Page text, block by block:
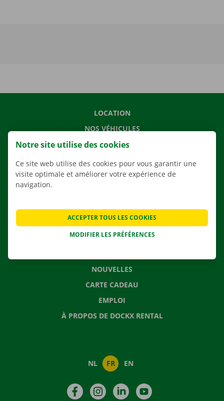
LOCATION
NOS VÉHICULES
NOS SERVICES
AGENCES
APPLI
CONTACTEZ NOUS
NOUVELLES
CARTE CADEAU
EMPLOI
À PROPOS DE DOCKX RENTAL
NL FR EN
FacebookInstagramLinkedIn
Notre site utilise des cookies
Ce site web utilise des cookies pour vous garantir une
visite optimale et améliorer votre expérience de
navigation.
MODIFIER LES PRÉFÉRENCES
ACCEPTER TOUS LES COOKIES